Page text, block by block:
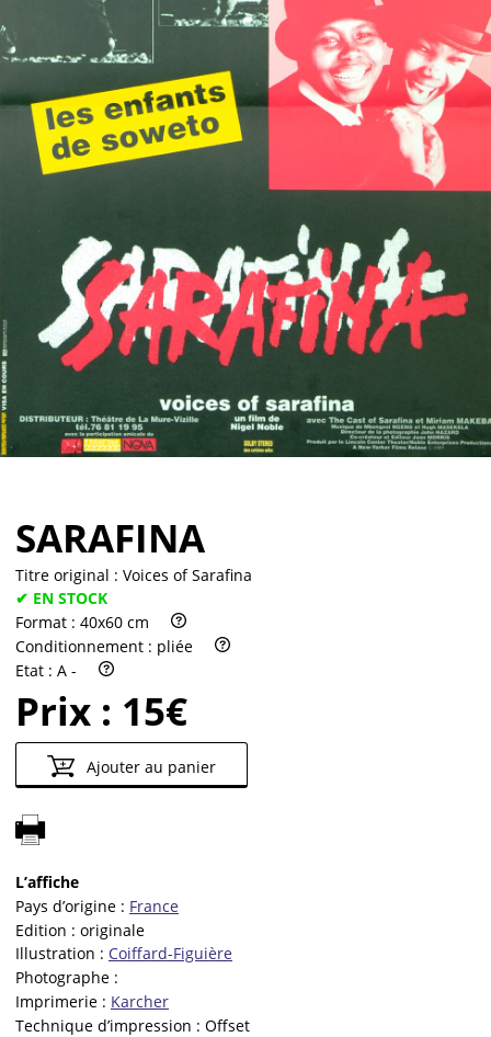
Vendre
SARAFINA
Titre original : Voices of Sarafina
✔ EN STOCK
Format : 40x60 cm
Conditionnement : pliée
Etat : A -
Prix : 15€
Ajouter au panier
L’affiche
Pays d’origine : France
Edition : originale
Illustration : Coiffard-Figuière
Photographe :
Imprimerie : Karcher
Technique d’impression : Offset